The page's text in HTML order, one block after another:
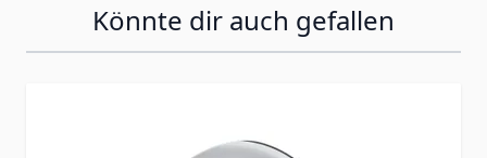
Könnte dir auch gefallen